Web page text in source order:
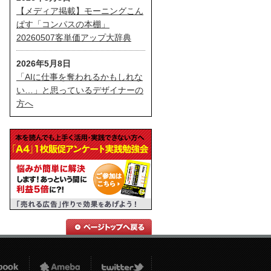
【メディア掲載】モーニングこん
ぱす「コンパスの本棚」
20260507客単価アップ大辞典
2026年5月8日
「AIに仕事を奪われるかもしれな
い…」と思っているデザイナーの
方へ